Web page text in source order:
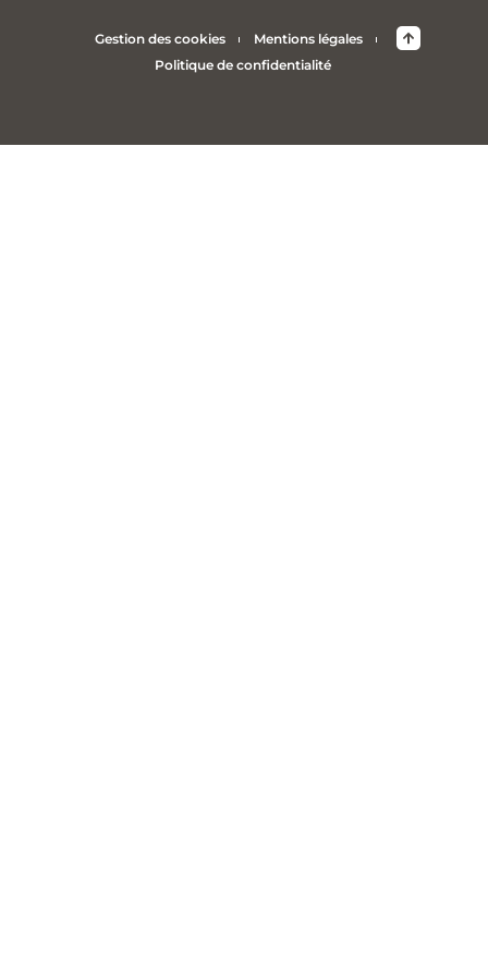
Gestion des cookies
Mentions légales
Politique de confidentialité